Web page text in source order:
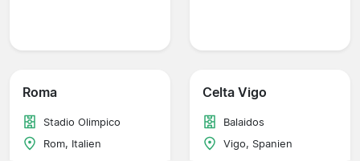
Roma
Stadio Olimpico
Rom, Italien
Celta Vigo
Balaidos
Vigo, Spanien